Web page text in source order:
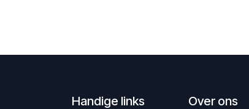
Handige links Over ons